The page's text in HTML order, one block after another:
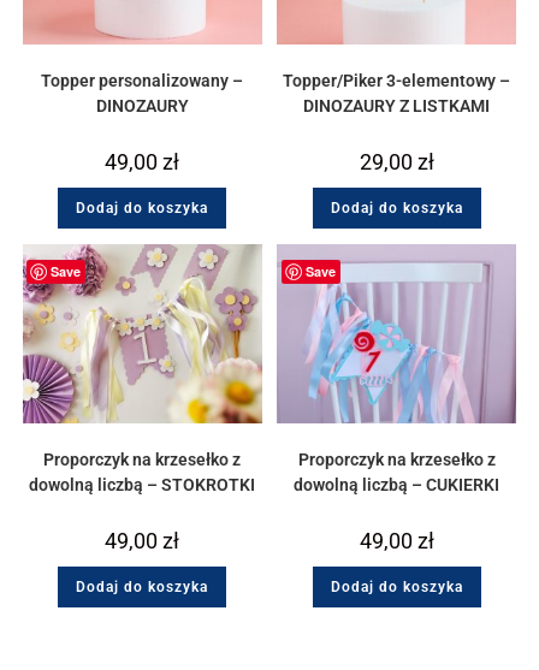
Topper personalizowany –
DINOZAURY
49,00zł
Dodaj do koszyka
Topper/Piker 3-elementowy –
DINOZAURY Z LISTKAMI
29,00zł
Dodaj do koszyka
Save
Proporczyk na krzesełko z
dowolną liczbą – STOKROTKI
49,00zł
Dodaj do koszyka
Save
Proporczyk na krzesełko z
dowolną liczbą – CUKIERKI
49,00zł
Dodaj do koszyka